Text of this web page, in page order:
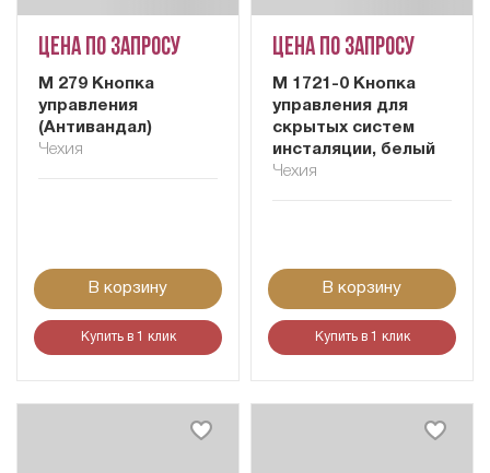
Цена по запросу
М 279 Кнопка
управления
(Антивандал)
Чехия
В корзину
Купить в 1 клик
Цена по запросу
М 1721-0 Кнопка
управления для
скрытых систем
инсталяции, белый
Чехия
В корзину
Купить в 1 клик